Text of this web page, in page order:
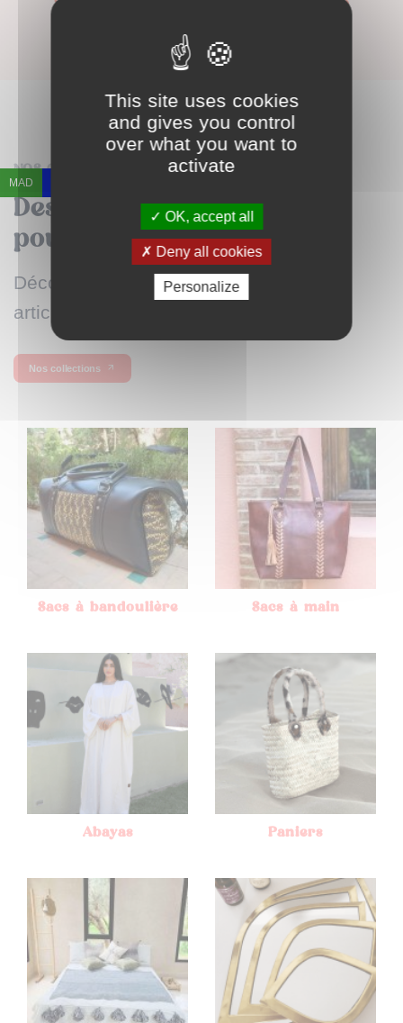
2350,00 MAD
NOS COLLECTIONS
Des dizaines de collections
pour vous satisfaire !
Découvrez toutes nos collections et
articles.
Nos collections
Sacs à bandoulière Sacs à main
Abayas Paniers
MAD
This site uses cookies
and gives you control
over what you want to
activate
OK, accept all
Deny all cookies
Personalize